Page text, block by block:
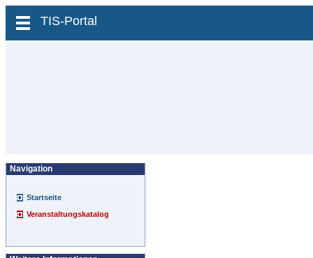
zum Inhalt wechseln
TIS-Portal
Navigation
Startseite
Veranstaltungskatalog